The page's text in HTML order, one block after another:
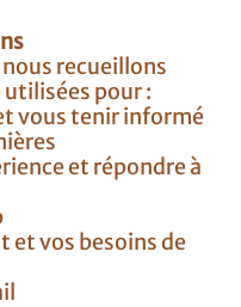
recueillons
pour :
vous tenir informé
et répondre à
et vos besoins de